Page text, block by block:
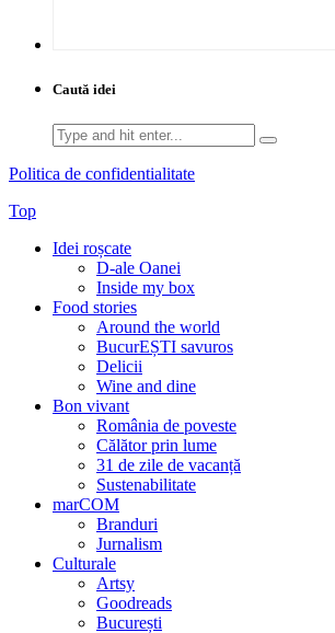
Caută idei
Search
for:
Politica de confidentialitate
Top
Idei roșcate
D-ale Oanei
Inside my box
Food stories
Around the world
BucurEȘTI savuros
Delicii
Wine and dine
Bon vivant
România de poveste
Călător prin lume
31 de zile de vacanță
Sustenabilitate
marCOM
Branduri
Jurnalism
Culturale
Artsy
Goodreads
București